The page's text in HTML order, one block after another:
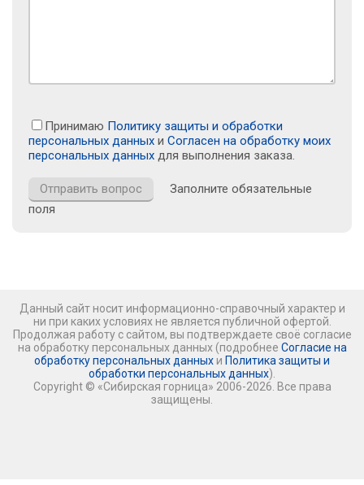
Принимаю Политику защиты и обработки
персональных данных и Согласен на обработку моих
персональных данных для выполнения заказа.
Заполните обязательные
поля
Данный сайт носит информационно-справочный характер и
ни при каких условиях не является публичной офертой.
Продолжая работу с сайтом, вы подтверждаете своё согласие
на обработку персональных данных (подробнее Согласие на
обработку персональных данных и Политика защиты и
обработки персональных данных).
Copyright © «Сибирская горница» 2006-2026. Все права
защищены.